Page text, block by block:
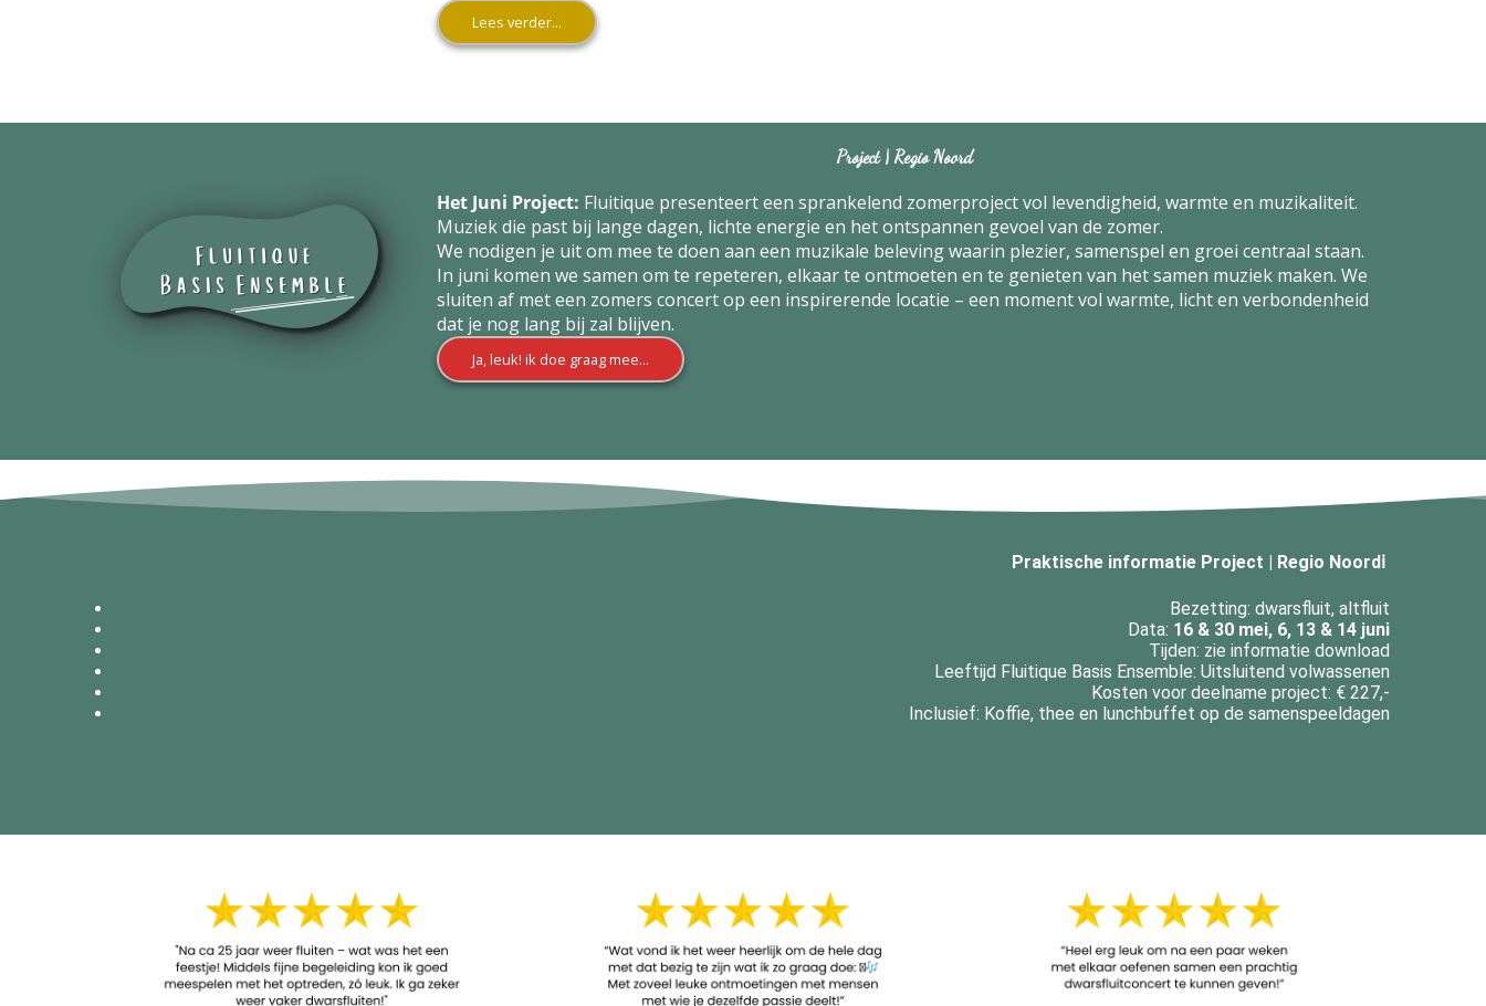
Lees verder...
Project | Regio Noord
Het Juni Project: Fluitique presenteert een sprankelend zomerproject vol levendigheid, warmte en muzikaliteit.
Muziek die past bij lange dagen, lichte energie en het ontspannen gevoel van de zomer.
We nodigen je uit om mee te doen aan een muzikale beleving waarin plezier, samenspel en groei centraal staan.
In juni komen we samen om te repeteren, elkaar te ontmoeten en te genieten van het samen muziek maken. We
sluiten af met een zomers concert op een inspirerende locatie – een moment vol warmte, licht en verbondenheid
dat je nog lang bij zal blijven.
Ja, leuk! ik doe graag mee...
Praktische informatie Project | Regio Noordℹ️ ️
Bezetting: dwarsfluit, altfluit
Data: 16 & 30 mei, 6, 13 & 14 juni
Tijden: zie informatie download
Leeftijd Fluitique Basis Ensemble: Uitsluitend volwassenen
Kosten voor deelname project: € 227,-
Inclusief: Koffie, thee en lunchbuffet op de samenspeeldagen